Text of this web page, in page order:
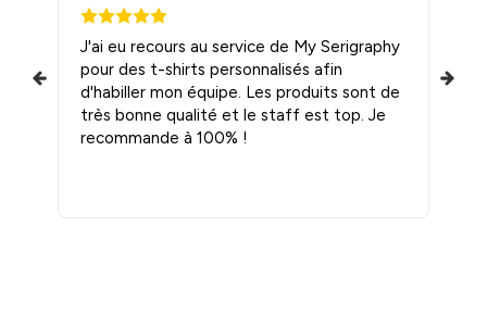
J'ai eu recours au service de My Serigraphy
pour des t-shirts personnalisés afin
d'habiller mon équipe. Les produits sont de
très bonne qualité et le staff est top. Je
recommande à 100% !